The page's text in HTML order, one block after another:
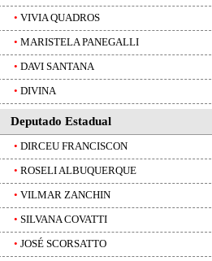
• VIVIA QUADROS
• MARISTELA PANEGALLI
• DAVI SANTANA
• DIVINA
Deputado Estadual
• DIRCEU FRANCISCON
• ROSELI ALBUQUERQUE
• VILMAR ZANCHIN
• SILVANA COVATTI
• JOSÉ SCORSATTO